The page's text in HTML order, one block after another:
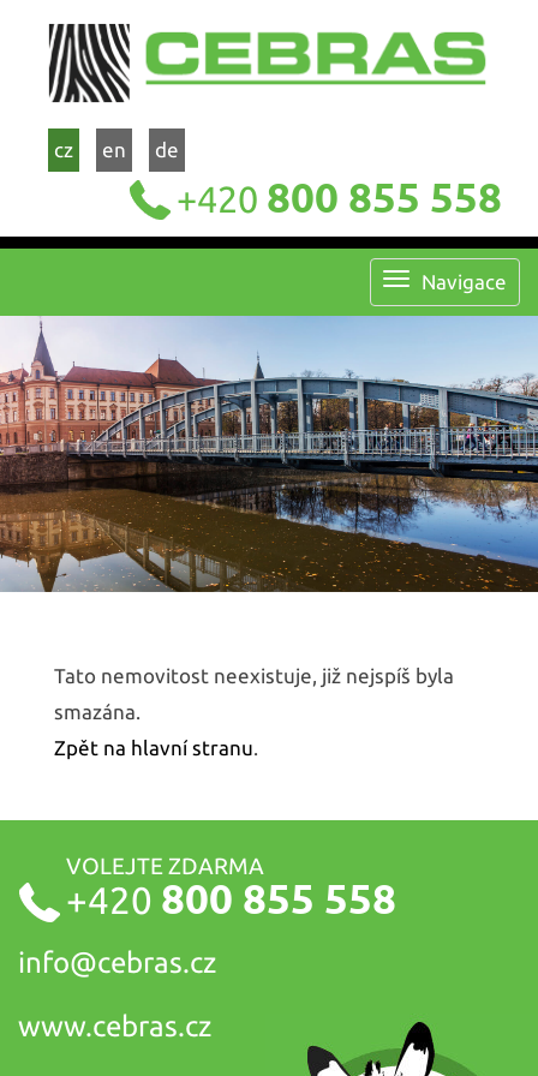
cz en de
+420 800 855 558
Navigace
Tato nemovitost neexistuje, již nejspíš byla
smazána.
Zpět na hlavní stranu.
VOLEJTE ZDARMA
+420 800 855 558
info@cebras.cz
www.cebras.cz